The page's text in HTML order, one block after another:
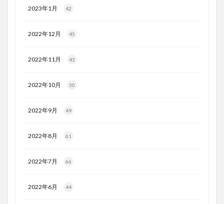
2023年1月 42
2022年12月 45
2022年11月 43
2022年10月 50
2022年9月 49
2022年8月 61
2022年7月 66
2022年6月 44